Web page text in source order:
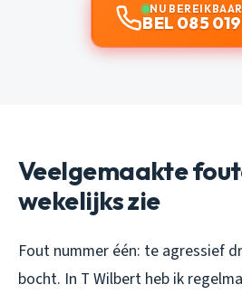
NU BEREIKBAAR
BEL 085
Veelgemaakte
wekelijks zie
Fout nummer één: te agressief
bocht. In T Wilbert heb ik